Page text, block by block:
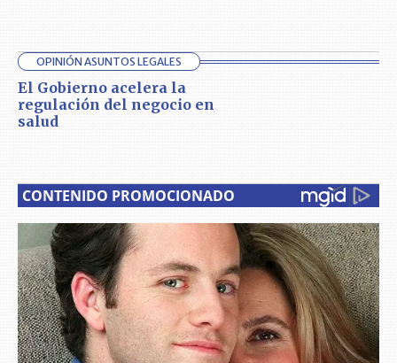
OPINIÓN ASUNTOS LEGALES
El Gobierno acelera la
regulación del negocio en
salud